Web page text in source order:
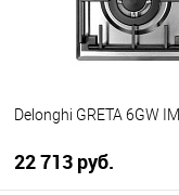
Delonghi GRETA 6GW IM
22 713 руб.